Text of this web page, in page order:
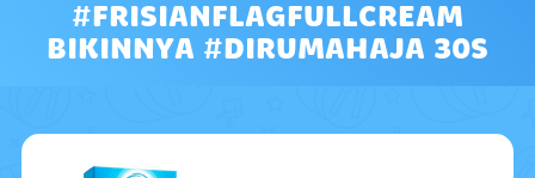
#FRISIANFLAGFULLCREAM
BIKINNYA #DIRUMAHAJA 30S